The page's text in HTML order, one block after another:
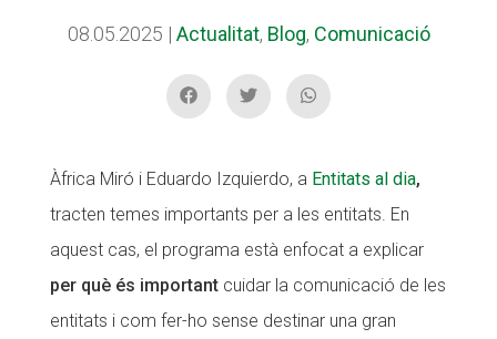
08.05.2025 | Actualitat, Blog, Comunicació
Àfrica Miró i Eduardo Izquierdo, a Entitats al dia,
tracten temes importants per a les entitats. En
aquest cas, el programa està enfocat a explicar
per què és importantcuidar la comunicació de les
entitats i com fer-ho sense destinar una gran
SUPORT TERCER SECTOR
CONEIX FUNDESPLAI
SUPORT TERCER SECTOR
CONEIX FUNDESPLAI